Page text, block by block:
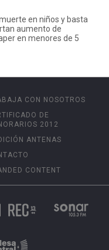
en niños y basta
aumento de
en menores de 5
CON NOSOTROS
DE
2012
ANTENAS
CONTENT